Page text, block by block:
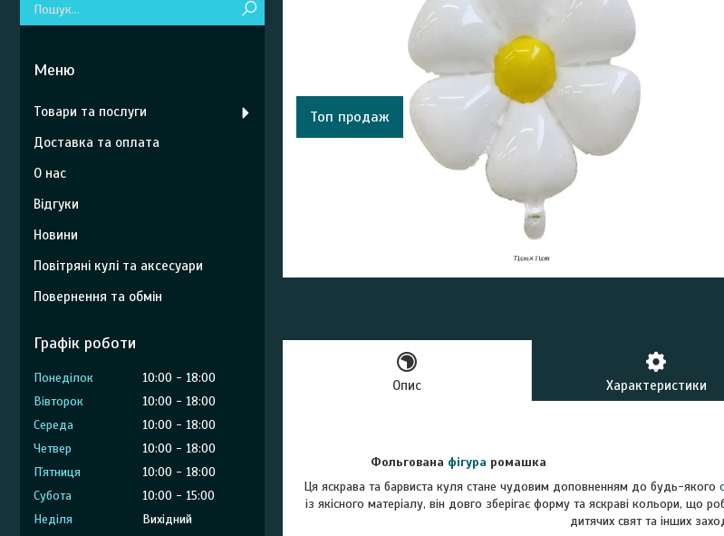
Топ продаж
Опис Характеристики
Фольгована фігура ромашка
Ця яскрава та барвиста куля стане чудовим доповненням до будь-якого
із якісного матеріалу, він довго зберігає форму та яскраві кольори, що
дитячих свят та інших
Товари та послуги
Доставка та оплата
О нас
Відгуки
Новини
Повітряні кулі та аксесуари
Повернення та обмін
Графік роботи
Понеділок 10:00
18:00
Вівторок
10:00
18:00
Середа
10:00
18:00
Четвер
10:00
18:00
Пʼятниця
10:00
18:00
Субота
10:00
15:00
Неділя
Вихідний